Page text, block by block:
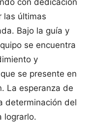
con dedicación
las últimas
Bajo la guía y
se encuentra
y
se presente en
La esperanza de
determinación del
lograrlo.